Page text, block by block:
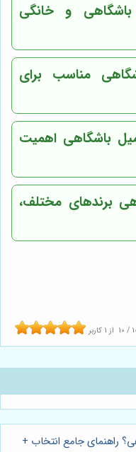
و خانگی
مناسب برای
باشگاهی اهمیت
برندهای مختلف،
10 / از1 کاربر
راهنمای جامع انتخاب +